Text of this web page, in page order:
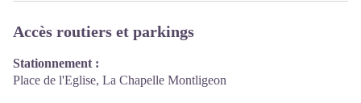
Accès routiers et parkings
Stationnement :
Place de l'Eglise, La Chapelle Montligeon